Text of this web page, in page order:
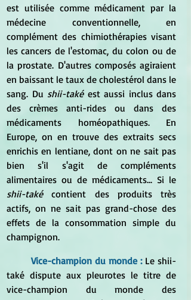
est utilisée comme médicament par la
médecine conventionnelle, en
complément des chimiothérapies visant
les cancers de l'estomac, du colon ou de
la prostate. D'autres composés agiraient
en baissant le taux de cholestérol dans le
sang. Du shii-také est aussi inclus dans
des crèmes anti-rides ou dans des
médicaments homéopathiques. En
Europe, on en trouve des extraits secs
enrichis en lentiane, dont on ne sait pas
bien s'il s'agit de compléments
shii-také contient des produits très
actifs, on ne sait pas grand-chose des
effets de la consommation simple du
champignon.
Vice-champion du monde : Le shii-
také dispute aux pleurotes le titre de
vice-champion du monde des